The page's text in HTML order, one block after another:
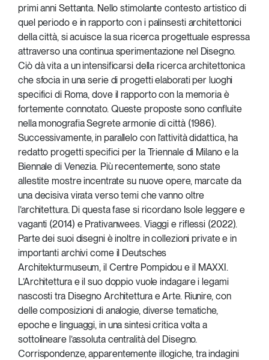
primi anni Settanta. Nello stimolante contesto artistico di
quel periodo e in rapporto con i palinsesti architettonici
della città, si acuisce la sua ricerca progettuale espressa
attraverso una continua sperimentazione nel Disegno.
Ciò dà vita a un intensificarsi della ricerca architettonica
che sfocia in una serie di progetti elaborati per luoghi
specifici di Roma, dove il rapporto con la memoria è
fortemente connotato. Queste proposte sono confluite
nella monografia Segrete armonie di città (1986).
Successivamente, in parallelo con l’attività didattica, ha
redatto progetti specifici per la Triennale di Milano e la
Biennale di Venezia. Più recentemente, sono state
allestite mostre incentrate su nuove opere, marcate da
una decisiva virata verso temi che vanno oltre
l’architettura. Di questa fase si ricordano Isole leggere e
vaganti (2014) e Prativanwees. Viaggi e riflessi (2022).
Parte dei suoi disegni è inoltre in collezioni private e in
importanti archivi come il Deutsches
Architekturmuseum, il Centre Pompidou e il MAXXI.
L’Architettura e il suo doppio vuole indagare i legami
nascosti tra Disegno Architettura e Arte. Riunire, con
delle composizioni di analogie, diverse tematiche,
epoche e linguaggi, in una sintesi critica volta a
sottolineare l’assoluta centralità del Disegno.
Corrispondenze, apparentemente illogiche, tra indagini